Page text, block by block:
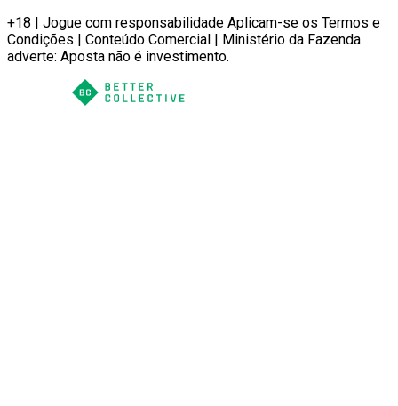
+18 | Jogue com responsabilidade Aplicam-se os Termos e
Condições | Conteúdo Comercial | Ministério da Fazenda
adverte: Aposta não é investimento.